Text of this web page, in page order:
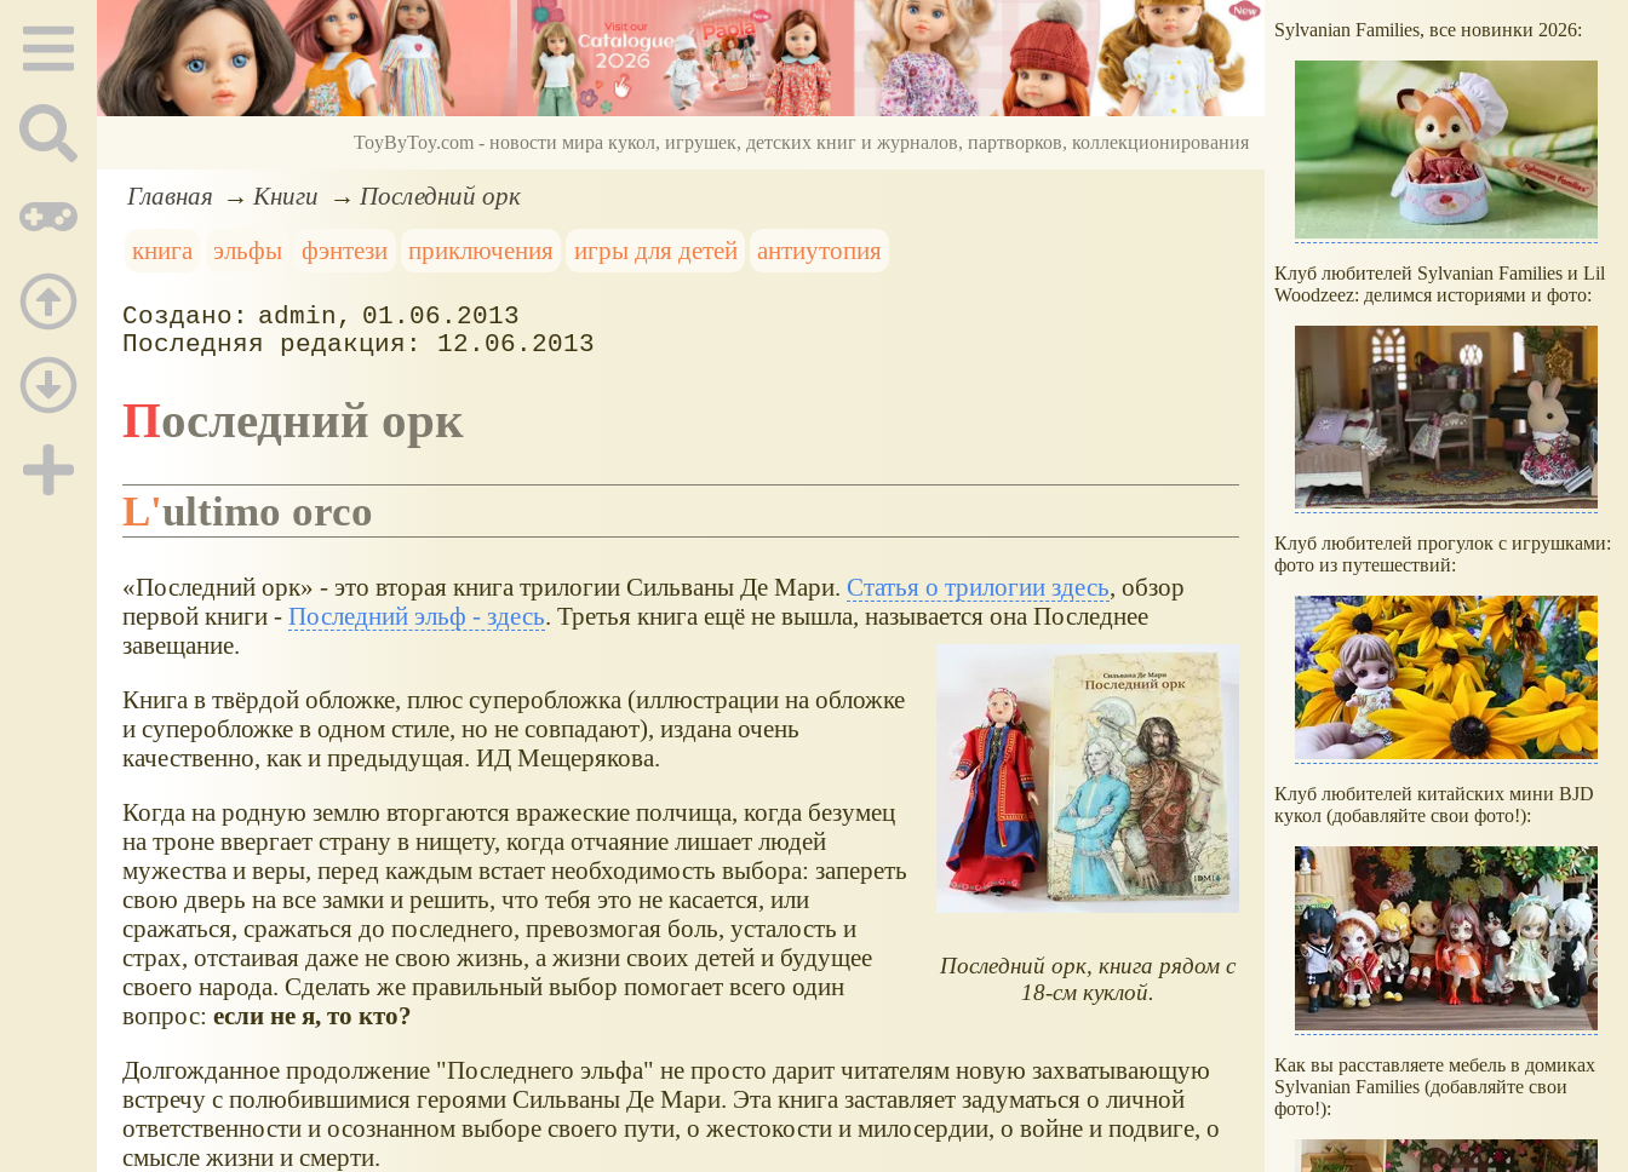
ToyByToy.com - новости мира кукол, игрушек, детских книг и журналов, партворков, коллекционирования
Главная Книги
Последний орк
книга
эльфы фэнтези приключения игры для детей антиутопия
admin
01.06.2013
12.06.2013
Последний орк
L'ultimo orco
Последний орк - это вторая книга трилогии Сильваны Де Мари. Статья о трилогии здесь, обзор
первой книги - Последний эльф - здесь. Третья книга ещё не вышла, называется она Последнее
завещание.
Последний орк, книга рядом с
18-см куклой.
Книга в твёрдой обложке, плюс суперобложка (иллюстрации на обложке
и суперобложке в одном стиле, но не совпадают), издана очень
качественно, как и предыдущая. ИД Мещерякова.
Когда на родную землю вторгаются вражеские полчища, когда безумец
на троне ввергает страну в нищету, когда отчаяние лишает людей
мужества и веры, перед каждым встает необходимость выбора: запереть
свою дверь на все замки и решить, что тебя это не касается, или
сражаться, сражаться до последнего, превозмогая боль, усталость и
страх, отстаивая даже не свою жизнь, а жизни своих детей и будущее
своего народа. Сделать же правильный выбор помогает всего один
вопрос: если не я, то кто?
Долгожданное продолжение "Последнего эльфа" не просто дарит читателям новую захватывающую
встречу с полюбившимися героями Сильваны Де Мари. Эта книга заставляет задуматься о личной
ответственности и осознанном выборе своего пути, о жестокости и милосердии, о войне и подвиге, о
смысле жизни и смерти.
Sylvanian Families, все новинки 2026:
Клуб любителей Sylvanian Families и Lil
Woodzeez: делимся историями и фото:
Клуб любителей прогулок с игрушками:
фото из путешествий:
Клуб любителей китайских мини BJD
кукол (добавляйте свои фото!):
Как вы расставляете мебель в домиках
Sylvanian Families (добавляйте свои
фото!):